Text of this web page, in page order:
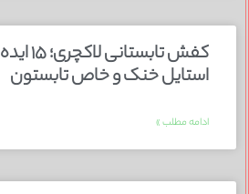
کفش
استایل خنک و خاص تابستون
ادامه مطلب »